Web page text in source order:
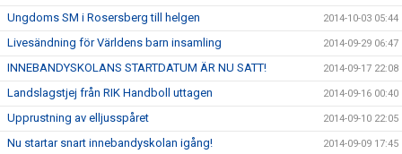
Ungdoms SM i Rosersberg till helgen 2014-10-03 05:44
Livesändning för Världens barn insamling 2014-09-29 06:47
INNEBANDYSKOLANS STARTDATUM ÄR NU SATT! 2014-09-17 22:08
Landslagstjej från RIK Handboll uttagen 2014-09-16 00:40
Upprustning av elljusspåret 2014-09-10 22:05
Nu startar snart innebandyskolan igång! 2014-09-09 17:45